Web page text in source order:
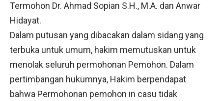
Termohon Dr. Ahmad Sopian S.H., M.A. dan Anwar
Hidayat.
Dalam putusan yang dibacakan dalam sidang yang
terbuka untuk umum, hakim memutuskan untuk
menolak seluruh permohonan Pemohon. Dalam
pertimbangan hukumnya, Hakim berpendapat
bahwa Permohonan pemohon in casu tidak